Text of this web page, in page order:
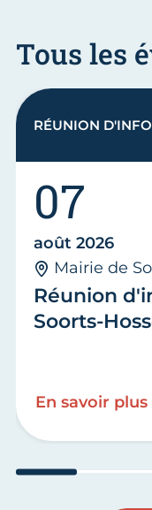
Tous les
Réunion
Soorts-
07
août 2026
Mairie de
En savoir plus
RÉUNION